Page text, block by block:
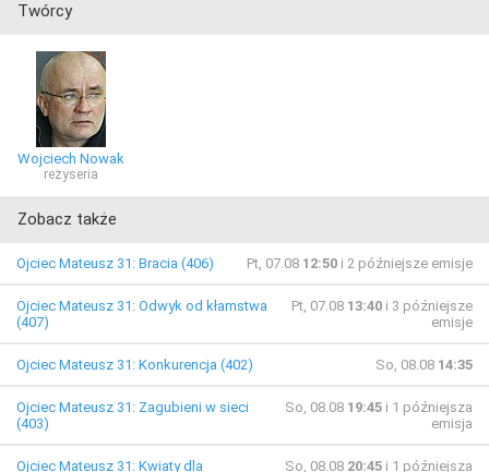
Twórcy
Wojciech Nowak
reżyseria
Zobacz także
Ojciec Mateusz 31: Bracia (406) Pt, 07.08 12:50 i 2 późniejsze emisje
Ojciec Mateusz 31: Odwyk od kłamstwa
(407)
Pt, 07.08 13:40 i 3 późniejsze
emisje
Ojciec Mateusz 31: Konkurencja (402) So, 08.08 14:35
Ojciec Mateusz 31: Zagubieni w sieci
(403)
So, 08.08 19:45 i 1 późniejsza
emisja
Ojciec Mateusz 31: Kwiaty dla So, 08.08 20:45 i 1 późniejsza